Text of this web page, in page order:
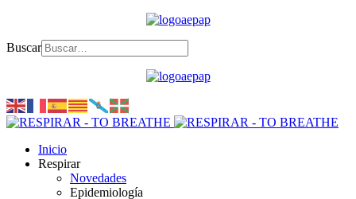
Buscar
Inicio
Respirar
Novedades
Epidemiología